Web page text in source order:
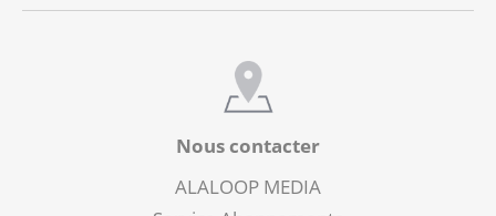
Nous contacter
ALALOOP MEDIA